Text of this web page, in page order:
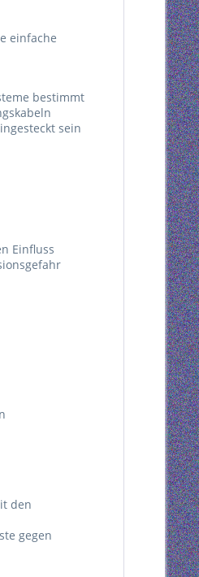
einfache
bestimmt
sein
Einfluss
den
gegen